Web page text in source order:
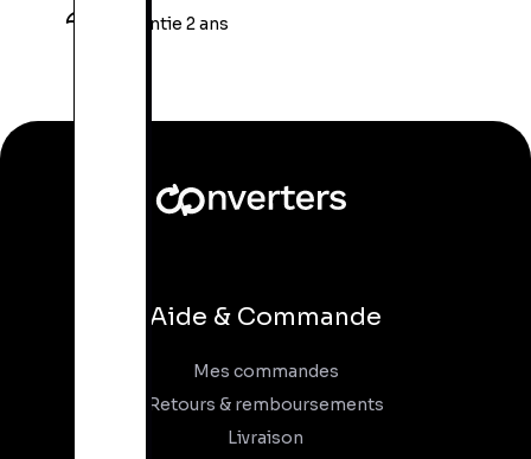
Garantie 2 ans
Aide & Commande
Mes commandes
Retours & remboursements
Livraison